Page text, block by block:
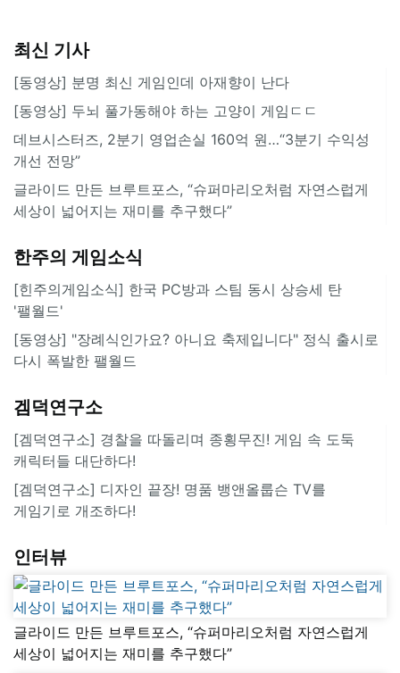
최신 기사
[동영상] 분명 최신 게임인데 아재향이 난다
[동영상] 두뇌 풀가동해야 하는 고양이 게임ㄷㄷ
데브시스터즈, 2분기 영업손실 160억 원…“3분기 수익성
개선 전망”
글라이드 만든 브루트포스, “슈퍼마리오처럼 자연스럽게
세상이 넓어지는 재미를 추구했다”
한주의 게임소식
[힌주의게임소식] 한국 PC방과 스팀 동시 상승세 탄
'팰월드'
[동영상] "장례식인가요? 아니요 축제입니다" 정식 출시로
다시 폭발한 팰월드
겜덕연구소
[겜덕연구소] 경찰을 따돌리며 종횡무진! 게임 속 도둑
캐릭터들 대단하다!
[겜덕연구소] 디자인 끝장! 명품 뱅앤올룹슨 TV를
게임기로 개조하다!
인터뷰
글라이드 만든 브루트포스, “슈퍼마리오처럼 자연스럽게
세상이 넓어지는 재미를 추구했다”